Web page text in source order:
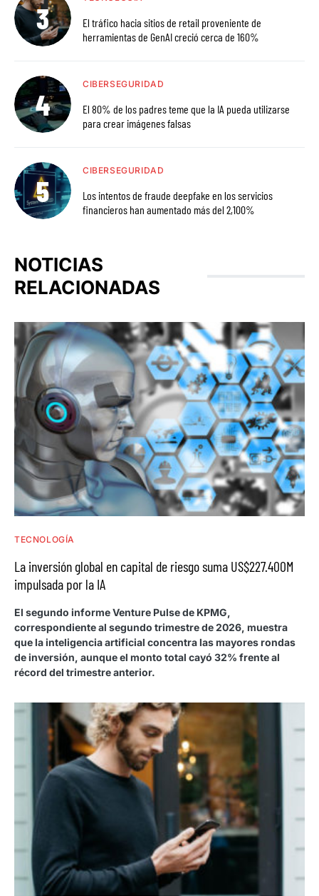
El tráfico hacia sitios de retail proveniente de
herramientas de GenAI creció cerca de 160%
CIBERSEGURIDAD
El 80% de los padres teme que la IA pueda utilizarse
para crear imágenes falsas
CIBERSEGURIDAD
Los intentos de fraude deepfake en los servicios
financieros han aumentado más del 2,100%
NOTICIAS
RELACIONADAS
TECNOLOGÍA
La inversión global en capital de riesgo suma US$227.400M
impulsada por la IA
El segundo informe Venture Pulse de KPMG,
correspondiente al segundo trimestre de 2026, muestra
que la inteligencia artificial concentra las mayores rondas
de inversión, aunque el monto total cayó 32% frente al
récord del trimestre anterior.